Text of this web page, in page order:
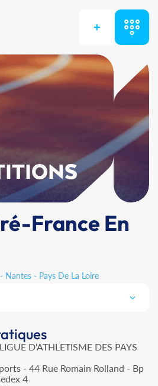
+
France En
Nantes - Pays De La Loire
D'ATHLETISME DES PAYS
- 44 Rue Romain Rolland - Bp
4